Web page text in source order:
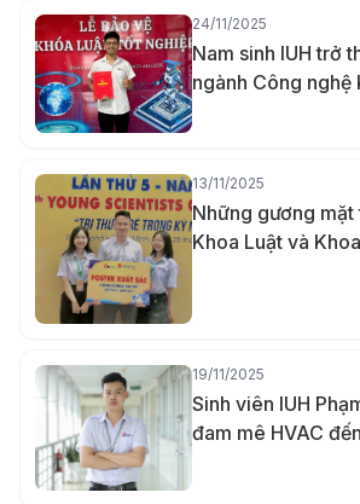
24/11/2025
Nam sinh IUH trở
ngành Công nghệ
tính nhờ khả năng
13/11/2025
Những gương mặt
Khoa Luật và
19/11/2025
Sinh viên IUH
đam mê HVAC
tấm bằng Giỏi